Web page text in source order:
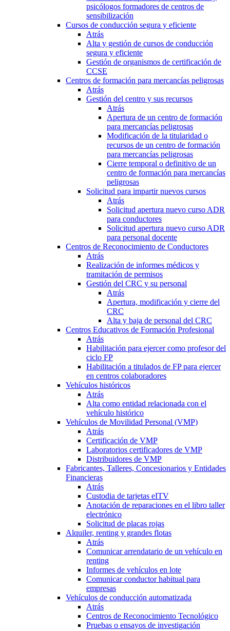
psicólogos formadores de centros de
sensibilización
Cursos de conducción segura y eficiente
Atrás
Alta y gestión de cursos de conducción
segura y eficiente
Gestión de organismos de certificación de
CCSE
Centros de formación para mercancías peligrosas
Atrás
Gestión del centro y sus recursos
Atrás
Apertura de un centro de formación
para mercancías peligrosas
Modificación de la titularidad o
recursos de un centro de formación
para mercancías peligrosas
Cierre temporal o definitivo de un
centro de formación para mercancías
peligrosas
Solicitud para impartir nuevos cursos
Atrás
Solicitud apertura nuevo curso ADR
para conductores
Solicitud apertura nuevo curso ADR
para personal docente
Centros de Reconocimiento de Conductores
Atrás
Realización de informes médicos y
tramitación de permisos
Gestión del CRC y su personal
Atrás
Apertura, modificación y cierre del
CRC
Alta y baja de personal del CRC
Centros Educativos de Formación Profesional
Atrás
Habilitación para ejercer como profesor del
ciclo FP
Habilitación a titulados de FP para ejercer
en centros colaboradores
Vehículos históricos
Atrás
Alta como entidad relacionada con el
vehículo histórico
Vehículos de Movilidad Personal (VMP)
Atrás
Certificación de VMP
Laboratorios certificadores de VMP
Distribuidores de VMP
Fabricantes, Talleres, Concesionarios y Entidades
Financieras
Atrás
Custodia de tarjetas eITV
Anotación de reparaciones en el libro taller
electrónico
Solicitud de placas rojas
Alquiler, renting y grandes flotas
Atrás
Comunicar arrendatario de un vehículo en
renting
Informes de vehículos en lote
Comunicar conductor habitual para
empresas
Vehículos de conducción automatizada
Atrás
Centros de Reconocimiento Tecnológico
Pruebas o ensayos de investigación